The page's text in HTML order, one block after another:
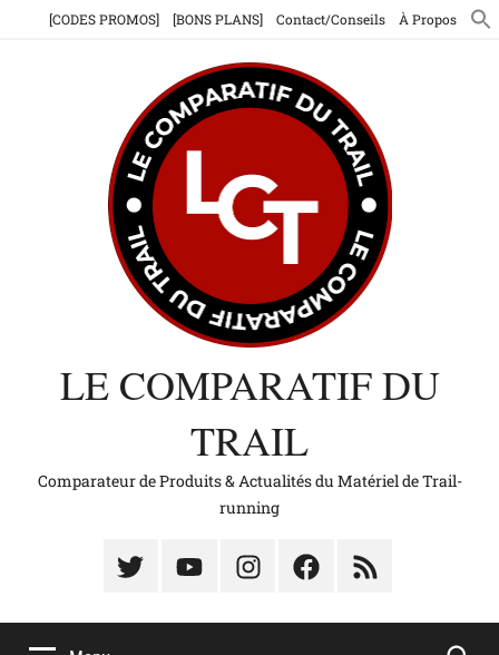
[CODES PROMOS] [BONS PLANS] Contact/Conseils À Propos
LE COMPARATIF DU
TRAIL
Comparateur de Produits & Actualités du Matériel de Trail-
running
Élément
menu
Élément
menu
Élément
menu
Élément
menu
Élément
menu